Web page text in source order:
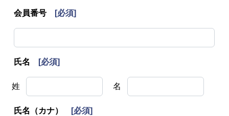
会員番号 [必須]
氏名 [必須]
姓 名
氏名（カナ） [必須]